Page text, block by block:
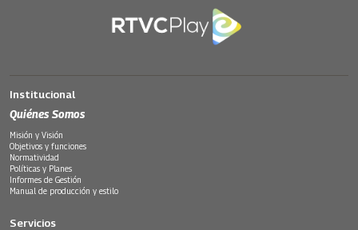
Institucional
Quiénes Somos
Misión y Visión
Objetivos y funciones
Normatividad
Políticas y Planes
Informes de Gestión
Manual de producción y estilo
Servicios